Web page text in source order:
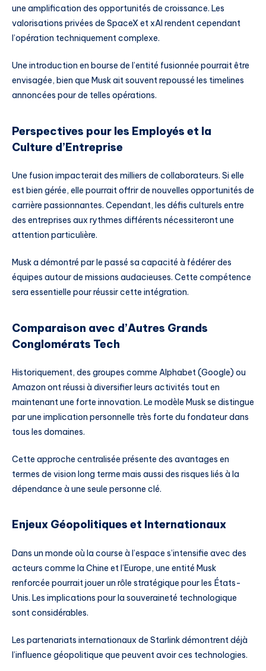
une amplification des opportunités de croissance. Les
valorisations privées de SpaceX et xAI rendent cependant
l’opération techniquement complexe.
Une introduction en bourse de l’entité fusionnée pourrait être
envisagée, bien que Musk ait souvent repoussé les timelines
annoncées pour de telles opérations.
Perspectives pour les Employés et la
Culture d’Entreprise
Une fusion impacterait des milliers de collaborateurs. Si elle
est bien gérée, elle pourrait offrir de nouvelles opportunités de
carrière passionnantes. Cependant, les défis culturels entre
des entreprises aux rythmes différents nécessiteront une
attention particulière.
Musk a démontré par le passé sa capacité à fédérer des
équipes autour de missions audacieuses. Cette compétence
sera essentielle pour réussir cette intégration.
Comparaison avec d’Autres Grands
Conglomérats Tech
Historiquement, des groupes comme Alphabet (Google) ou
Amazon ont réussi à diversifier leurs activités tout en
maintenant une forte innovation. Le modèle Musk se distingue
par une implication personnelle très forte du fondateur dans
tous les domaines.
Cette approche centralisée présente des avantages en
termes de vision long terme mais aussi des risques liés à la
dépendance à une seule personne clé.
Enjeux Géopolitiques et Internationaux
Dans un monde où la course à l’espace s’intensifie avec des
acteurs comme la Chine et l’Europe, une entité Musk
renforcée pourrait jouer un rôle stratégique pour les États-
Unis. Les implications pour la souveraineté technologique
sont considérables.
Les partenariats internationaux de Starlink démontrent déjà
l’influence géopolitique que peuvent avoir ces technologies.